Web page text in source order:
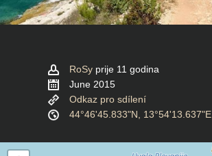
RoSy prije 11 godina
June 2015
Odkaz pro sdílení
44°46'45.833"N, 13°54'13.637"E